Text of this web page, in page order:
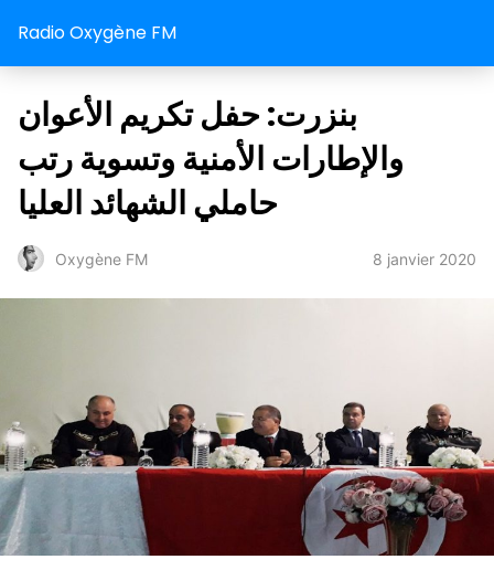
Radio Oxygène FM
بنزرت: حفل تكريم الأعوان
والإطارات الأمنية وتسوية رتب
حاملي الشهائد العليا
Oxygène FM 8 janvier 2020